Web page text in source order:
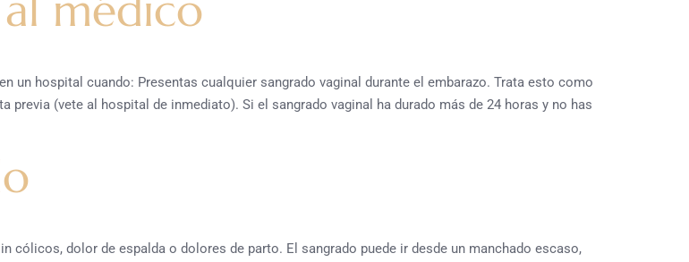
un hospital cuando: Presentas cualquier sangrado vaginal durante el embarazo. Trata esto como
previa (vete al hospital de inmediato). Si el sangrado vaginal ha durado más de 24 horas y no has
cólicos, dolor de espalda o dolores de parto. El sangrado puede ir desde un manchado escaso,